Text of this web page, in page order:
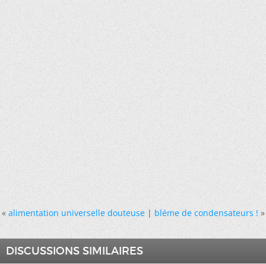
« alimentation universelle douteuse|bléme de condensateurs ! »
DISCUSSIONS SIMILAIRES